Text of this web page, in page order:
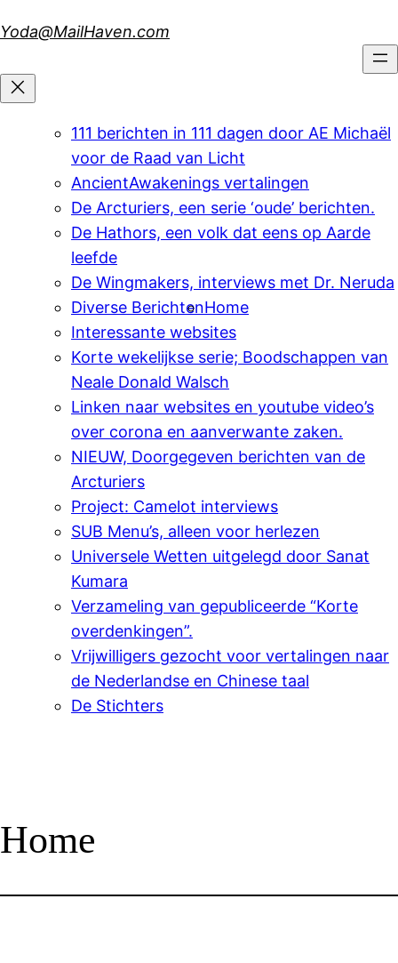
to
Yoda@MailHaven.com
111 berichten in 111 dagen door AE Michaël
voor de Raad van Licht
AncientAwakenings vertalingen
De Arcturiers, een serie ‘oude’ berichten.
De Hathors, een volk dat eens op Aarde
leefde
De Wingmakers, interviews met Dr. Neruda
Diverse BerichtenHome
Interessante websites
Korte wekelijkse serie; Boodschappen van
Neale Donald Walsch
Linken naar websites en youtube video’s
over corona en aanverwante zaken.
NIEUW, Doorgegeven berichten van de
Arcturiers
Project: Camelot interviews
SUB Menu’s, alleen voor herlezen
Universele Wetten uitgelegd door Sanat
Kumara
Verzameling van gepubliceerde “Korte
overdenkingen”.
Vrijwilligers gezocht voor vertalingen naar
de Nederlandse en Chinese taal
De Stichters
Home